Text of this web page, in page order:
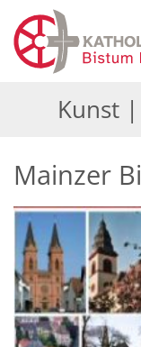
Zum Inhalt springen
Kunst
Mainzer